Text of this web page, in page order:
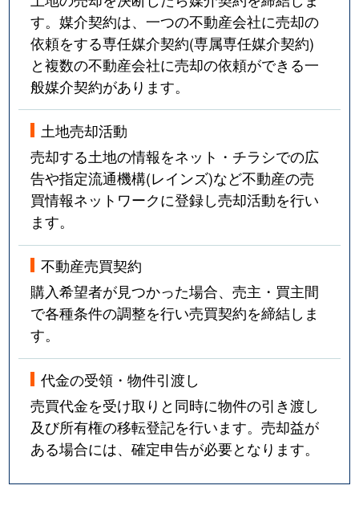
す。媒介契約は、一つの不動産会社に売却の
依頼をする専任媒介契約(専属専任媒介契約)
と複数の不動産会社に売却の依頼ができる一
般媒介契約があります。
土地売却活動
売却する土地の情報をネット・チラシでの広
告や指定流通機構(レインズ)など不動産の売
買情報ネットワークに登録し売却活動を行い
ます。
不動産売買契約
購入希望者が見つかった場合、売主・買主間
で各種条件の調整を行い売買契約を締結しま
す。
代金の受領・物件引渡し
売買代金を受け取りと同時に物件の引き渡し
及び所有権の移転登記を行います。売却益が
ある場合には、確定申告が必要となります。